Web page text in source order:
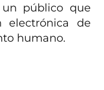
público que
electrónica de
humano.